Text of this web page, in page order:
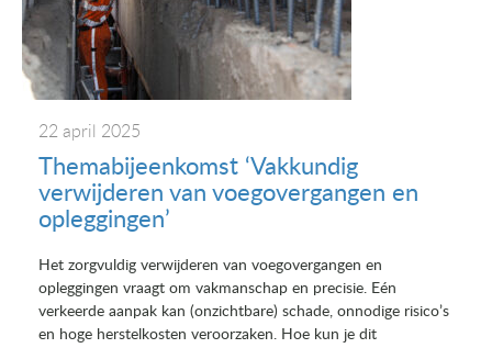
22 april 2025
Themabijeenkomst ‘Vakkundig
verwijderen van voegovergangen en
opleggingen’
Het zorgvuldig verwijderen van voegovergangen en
opleggingen vraagt om vakmanschap en precisie. Eén
verkeerde aanpak kan (onzichtbare) schade, onnodige risico’s
en hoge herstelkosten veroorzaken. Hoe kun je dit